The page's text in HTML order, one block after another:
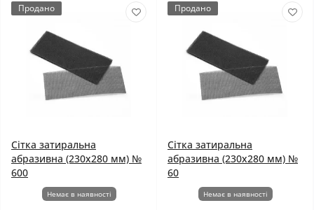
Продано
Сітка затиральна
абразивна (230x280 мм) №
600
Немає в наявності
Продано
Сітка затиральна
абразивна (230x280 мм) №
60
Немає в наявності